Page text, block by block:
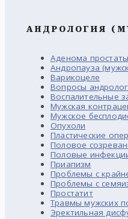
АНДРОЛОГИЯ
Аденома простаты
Андропауза
Варикоцеле
Вопросы
Воспалительные
Мужская
Мужское
Опухоли
Пластические
Половое
Половые
Приапизм
Проблемы с
Проблемы с
Простатит
Травмы мужских
Эректильная